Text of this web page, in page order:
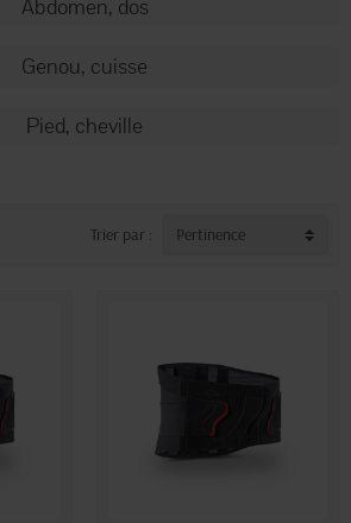
Abdomen, dos
Genou, cuisse
Pied, cheville
Trier par : Pertinence